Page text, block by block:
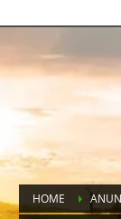
HOME